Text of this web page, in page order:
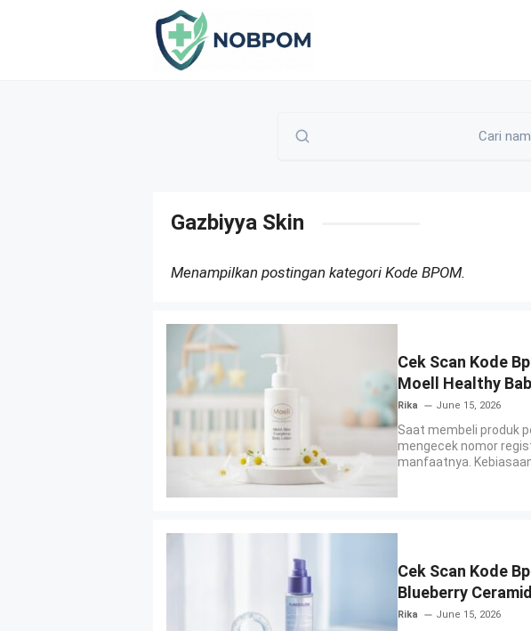
Gazbiyya Skin
Menampilkan postingan kategori Kode BPOM.
Cek Scan Kode
Moell Healthy
Body Lotion
Rika June 15, 2026
Saat membeli produk
mengecek nomor
manfaatnya.
Cek Scan Kode
Blueberry
GLAD2GLOW
Rika June 15, 2026